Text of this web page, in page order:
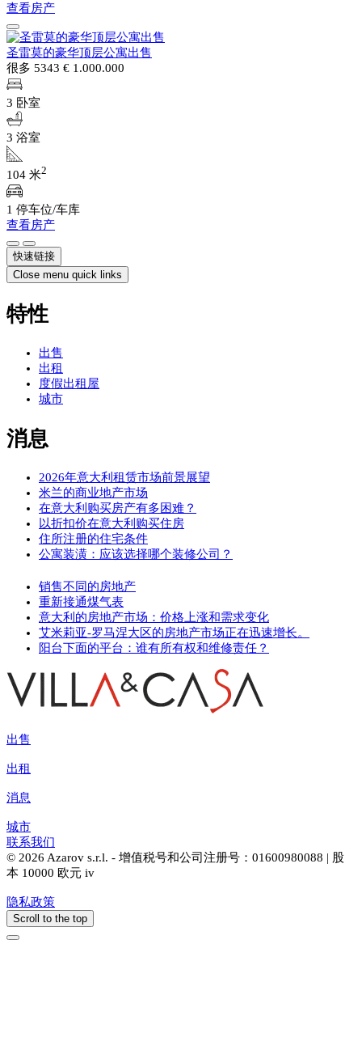
查看房产
圣雷莫的豪华顶层公寓出售
很多 5343 € 1.000.000
3 卧室
3 浴室
104 米2
1 停车位/车库
查看房产
快速链接
Close menu quick links
特性
出售
出租
度假出租屋
城市
消息
2026年意大利租赁市场前景展望
米兰的商业地产市场
在意大利购买房产有多困难？
以折扣价在意大利购买住房
住所注册的住宅条件
公寓装潢：应该选择哪个装修公司？
销售不同的房地产
重新接通煤气表
意大利的房地产市场：价格上涨和需求变化
艾米莉亚-罗马涅大区的房地产市场正在迅速增长。
阳台下面的平台：谁有所有权和维修责任？
出售
出租
消息
城市
联系我们
© 2026 Azarov s.r.l. - 增值税号和公司注册号：01600980088 | 股
本 10000 欧元 iv
隐私政策
Scroll to the top